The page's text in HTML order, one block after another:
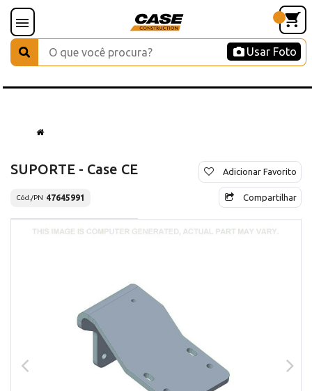
Usar Foto
SUPORTE - Case CE
Cód./PN 47645991
Adicionar Favorito
Compartilhar